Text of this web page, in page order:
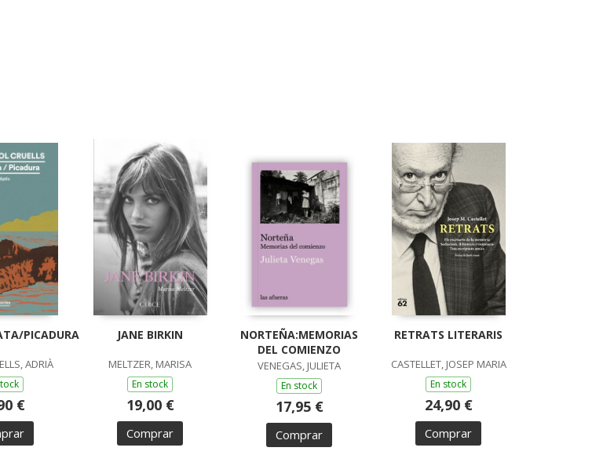
PICADURA
ADRIÀ
€
JANE BIRKIN
MELTZER, MARISA
En stock
19,00 €
Comprar
NORTEÑA:MEMORIAS
DEL COMIENZO
VENEGAS, JULIETA
En stock
17,95 €
Comprar
RETRATS LITERARIS
CASTELLET, JOSEP MARIA
En stock
24,90 €
Comprar